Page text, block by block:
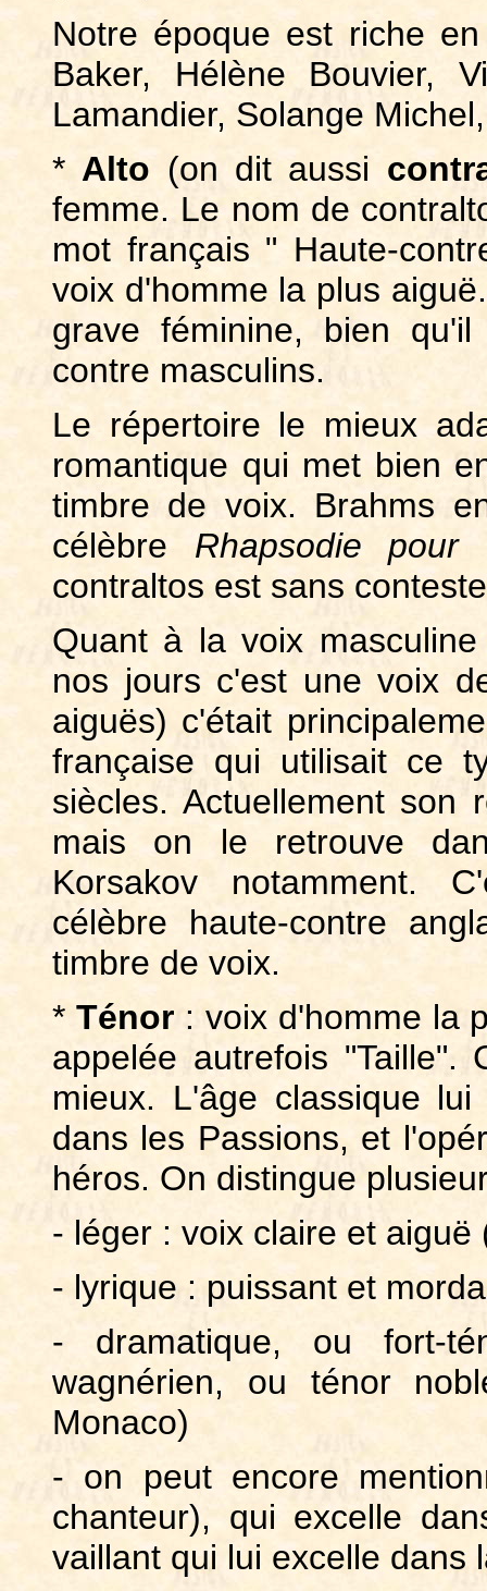
Notre époque est riche
Baker, Hélène Bouvier,
Lamandier, Solange
* Alto (on dit aussi
femme. Le nom de
mot français " Haute-
voix d'homme la plus
grave féminine, bien
contre masculins.
Le répertoire le mieux
romantique qui met bien
timbre de voix. Brahms
célèbre Rhapsodie pour
contraltos est sans
Quant à la voix
nos jours c'est une voix
aiguës) c'était
française qui utilisait ce
siècles. Actuellement son
mais on le retrouve
Korsakov notamment.
célèbre haute-contre
timbre de voix.
* Ténor: voix d'homme la
appelée autrefois
mieux. L'âge classique
dans les Passions, et
héros. On distingue
- léger : voix claire et aiguë
- lyrique : puissant et
- dramatique, ou fort-
wagnérien, ou ténor
Monaco)
- on peut encore
chanteur), qui excelle
vaillant qui lui excelle dans